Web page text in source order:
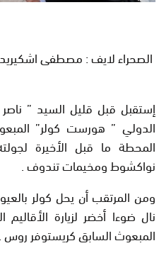
الصحراء لايف : مصطفى اشكيريد
إستقبل قبل قليل السيد ” ناصر
الدولي ” هورست كولر”
المحطة ما قبل الأخيرة
نواكشوط ومخيمات تندوف .
ومن المرتقب أن يحل كولر
نال ضوءا أخضر لزيارة
المبعوث السابق كريستوفر روس .